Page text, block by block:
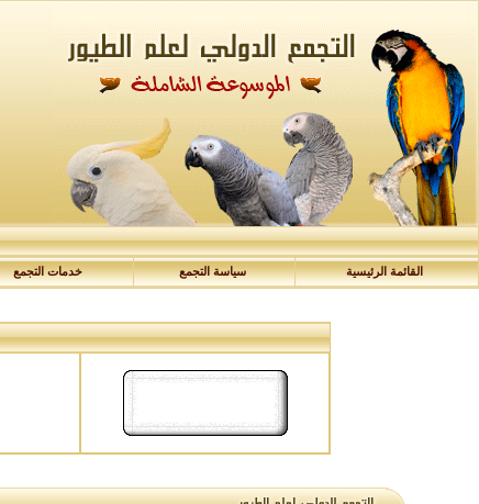
القائمة الرئيسية سياسة التجمع خدمات التجمع